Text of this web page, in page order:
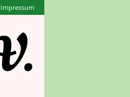
Impressum